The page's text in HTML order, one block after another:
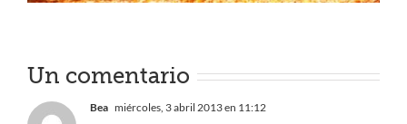
Un comentario
Bea miércoles, 3 abril 2013 en 11:12